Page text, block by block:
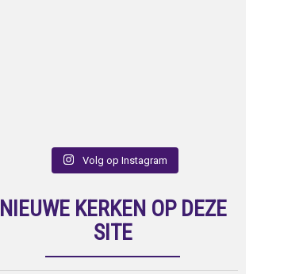
Volg op Instagram
NIEUWE KERKEN OP DEZE
SITE